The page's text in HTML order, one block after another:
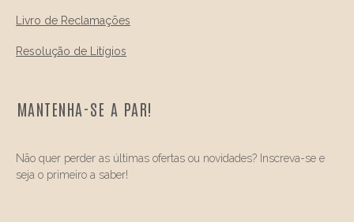
Livro de Reclamações
Resolução de Litígios
MANTENHA-SE A PAR!
Não quer perder as últimas ofertas ou novidades? Inscreva-se e
seja o primeiro a saber!